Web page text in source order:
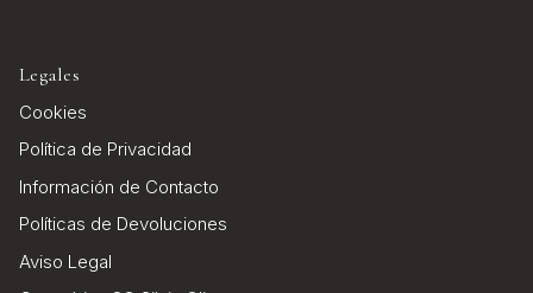
Legales
Cookies
Política de Privacidad
Información de Contacto
Políticas de Devoluciones
Aviso Legal